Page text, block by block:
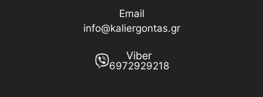
Email
info@kaliergontas.gr
Viber
6972929218